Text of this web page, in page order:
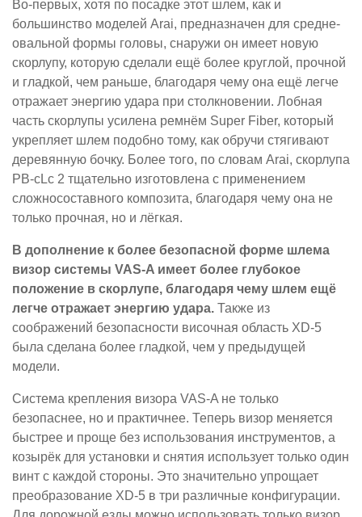
Во-первых, хотя по посадке этот шлем, как и
большинство моделей Arai, предназначен для средне-
овальной формы головы, снаружи он имеет новую
скорлупу, которую сделали ещё более круглой, прочной
и гладкой, чем раньше, благодаря чему она ещё легче
отражает энергию удара при столкновении. Лобная
часть скорлупы усилена ремнём Super Fiber, который
укрепляет шлем подобно тому, как обручи стягивают
деревянную бочку. Более того, по словам Arai, скорлупа
PB-cLc 2 тщательно изготовлена с применением
сложносоставного композита, благодаря чему она не
только прочная, но и лёгкая.
В дополнение к более безопасной форме шлема
визор системы VAS-A имеет более глубокое
положение в скорлупе, благодаря чему шлем ещё
легче отражает энергию удара. Также из
соображений безопасности височная область XD-5
была сделана более гладкой, чем у предыдущей
модели.
Система крепления визора VAS-A не только
безопаснее, но и практичнее. Теперь визор меняется
быстрее и проще без использования инструментов, а
козырёк для установки и снятия использует только один
винт с каждой стороны. Это значительно упрощает
преобразование XD-5 в три различные конфигурации.